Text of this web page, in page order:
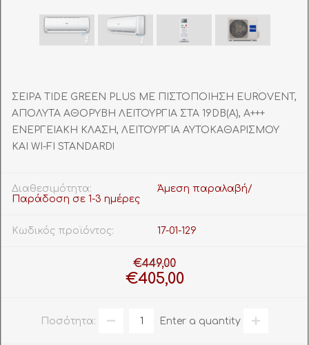
ΣΕΙΡΑ TIDE GREEN PLUS ΜΕ ΠΙΣΤΟΠΟΙΗΣΗ EUROVENT,
ΑΠΟΛΥΤΑ ΑΘΟΡΥΒΗ ΛΕΙΤΟΥΡΓΙΑ ΣΤΑ 19DB(A), Α+++
ΕΝΕΡΓΕΙΑΚΗ ΚΛΑΣΗ, ΛΕΙΤΟΥΡΓΙΑ ΑΥΤΟΚΑΘΑΡΙΣΜΟΥ
ΚΑΙ WI-FI STANDARD!
Διαθεσιμότητα:
Άμεση παραλαβή/
Παράδοση σε 1-3 ημέρες
Κωδικός προϊόντος: 17-01-129
€449,00
€405,00
Ποσότητα: Enter a quantity